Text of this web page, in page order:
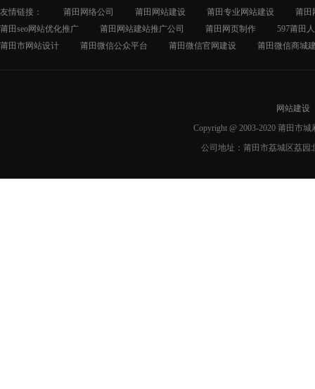
友情链接： 莆田网络公司 莆田网站建设 莆田专业网站建设
莆田
莆田seo网站优化推广
莆田网站建站推广公司 莆田网页制作
597莆田
莆田市网站设计
莆田微信公众平台 莆田微信官网建设 莆田微信商城
网站建设
Copyright @ 2003-2020 莆田市
公司地址：莆田市荔城区荔